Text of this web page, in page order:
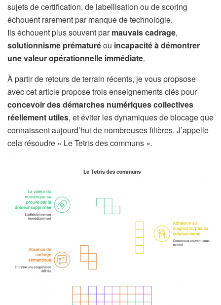
sujets de certification, de labellisation ou de scoring
échouent rarement par manque de technologie.
Ils échouent plus souvent parmauvais cadrage,
solutionnisme prématuréou incapacité à démontrer
une valeur opérationnelle immédiate.
À partir de retours de terrain récents, je vous propsose
avec cet article propose trois enseignements clés pour
concevoir des démarches numériques collectives
réellement utiles, et éviter les dynamiques de blocage que
connaissent aujourd’hui de nombreuses filières. J’appelle
cela résoudre « Le Tetris des communs ».